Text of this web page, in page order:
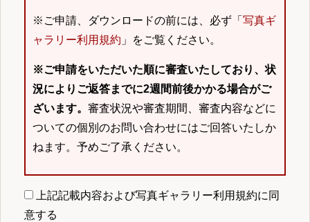
※ご申請、ダウンロードの前には、必ず「 写真ギ
ャラリー利用規約 」をご覧ください。
※ご申請をいただいた順に審査いたしており、状
況によりご返答までに2週間前後かかる場合がご
ざいます。 審査状況や審査期間、審査内容などに
ついての個別のお問い合わせにはご回答いたしか
ねます。予めご了承ください。
上記記載内容および写真ギャラリー利用規約に同
意する